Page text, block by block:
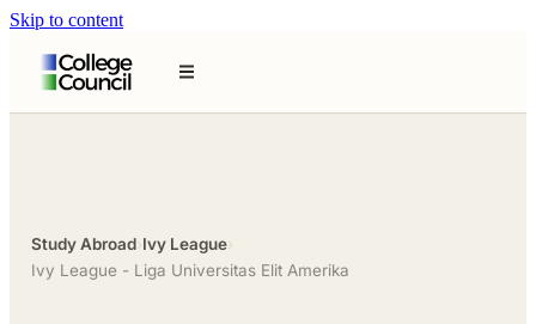
Skip to content
Study Abroad›Ivy League›
Ivy League - Liga Universitas Elit Amerika